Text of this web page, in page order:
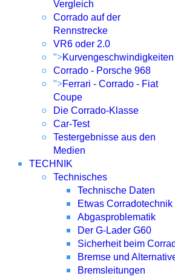
Vergleich
Corrado auf der
Rennstrecke
VR6 oder 2.0
">Kurvengeschwindigkeiten
Corrado - Porsche 968
">Ferrari - Corrado - Fiat
Coupe
Die Corrado-Klasse
Car-Test
Testergebnisse aus den
Medien
TECHNIK
Technisches
Technische Daten
Etwas Corradotechnik
Abgasproblematik
Der G-Lader G60
Sicherheit beim
Bremse und
Bremsleitungen